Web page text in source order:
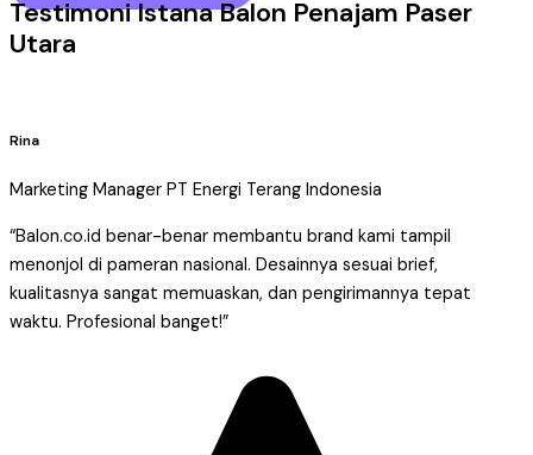
Testimoni Istana Balon Penajam Paser
Utara
Rina
Marketing Manager PT Energi Terang Indonesia
“Balon.co.id benar-benar membantu brand kami tampil
menonjol di pameran nasional. Desainnya sesuai brief,
kualitasnya sangat memuaskan, dan pengirimannya tepat
waktu. Profesional banget!”